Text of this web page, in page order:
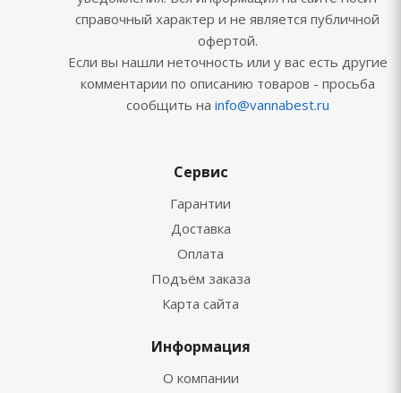
справочный характер и не является публичной
офертой.
Если вы нашли неточность или у вас есть другие
комментарии по описанию товаров - просьба
сообщить на info@vannabest.ru
Сервис
Гарантии
Доставка
Оплата
Подъём заказа
Карта сайта
Информация
О компании